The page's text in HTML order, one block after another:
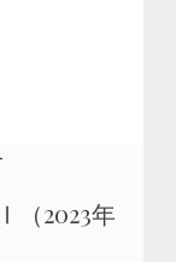
（2023年